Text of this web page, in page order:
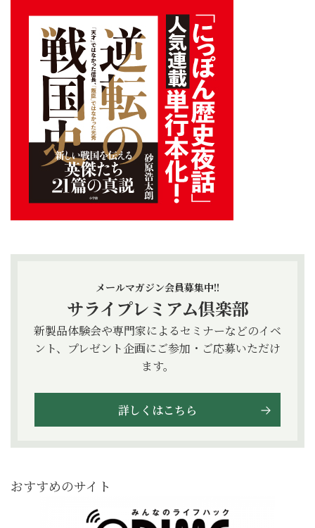
メールマガジン会員募集中!!
サライプレミアム倶楽部
新製品体験会や専門家によるセミナーなどのイベ
ント、プレゼント企画にご参加・ご応募いただけ
ます。
詳しくはこちら
おすすめのサイト